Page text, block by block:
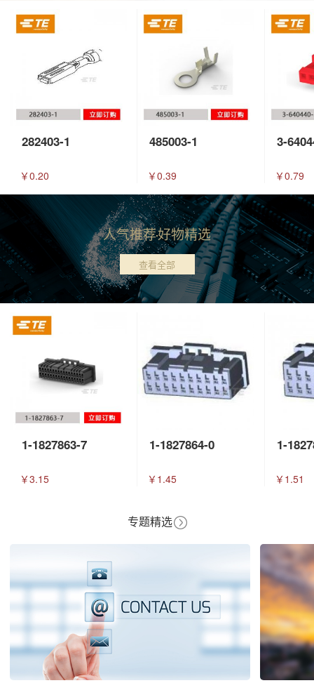
282403-1
￥0.20
485003-1
￥0.39
3-
￥0.79
人气推荐好物精选
查看全部
1-1827863-7
￥3.15
1-1827864-0
￥1.45
1-
￥1.51
专题精选